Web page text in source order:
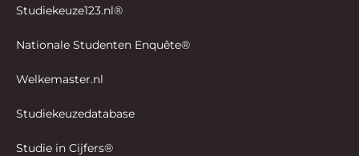
Studiekeuze123.nl®
Nationale Studenten Enquête®
Welkemaster.nl
Studiekeuzedatabase
Studie in Cijfers®